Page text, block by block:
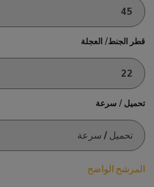
قطر الجنط/ العجلة
تحميل / سرعة
المرشح الواضح